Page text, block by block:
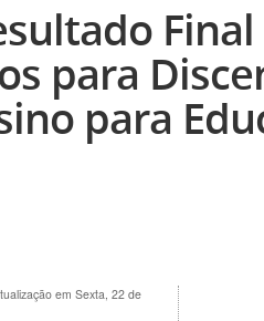
para
para
em Sexta, 22 de